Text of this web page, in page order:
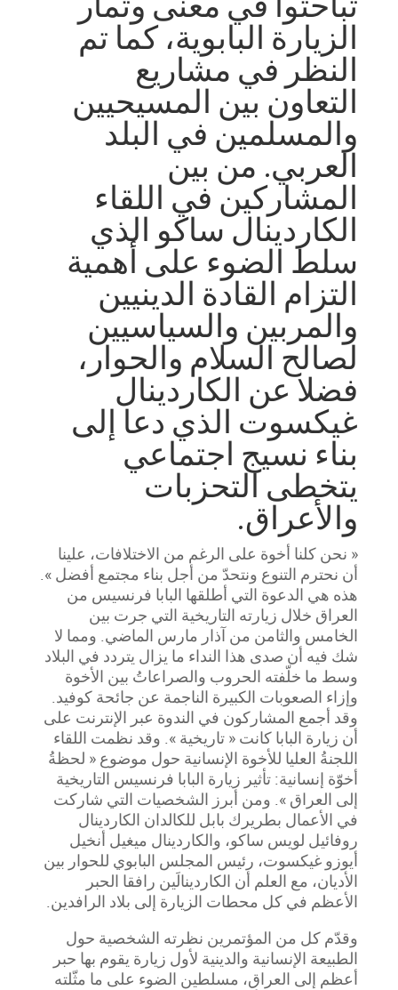
الزيارة البابوية، كما تم
النظر في مشاريع
التعاون بين المسيحيين
والمسلمين في البلد
العربي. من بين
المشاركين في اللقاء
الكاردينال ساكو الذي
سلط الضوء على أهمية
التزام القادة الدينيين
والمربين والسياسيين
لصالح السلام والحوار،
فضلا عن الكاردينال
غيكسوت الذي دعا إلى
بناء نسيج اجتماعي
يتخطى التحزبات
والأعراق.
« نحن كلنا أخوة على الرغم من الاختلافات، علينا
أن نحترم التنوع ونتحدّ من أجل بناء مجتمع أفضل ».
هذه هي الدعوة التي أطلقها البابا فرنسيس من
العراق خلال زيارته التاريخية التي جرت بين
الخامس والثامن من آذار مارس الماضي. ومما لا
شك فيه أن صدى هذا النداء ما يزال يتردد في البلاد
وسط ما خلّفته الحروب والصراعاتُ بين الأخوة
وإزاء الصعوبات الكبيرة الناجمة عن جائحة كوفيد.
وقد أجمع المشاركون في الندوة عبر الإنترنت على
أن زيارة البابا كانت « تاريخية ». وقد نظمت اللقاء
اللجنةُ العليا للأخوة الإنسانية حول موضوع « لحظةُ
أخوّة إنسانية: تأثير زيارة البابا فرنسيس التاريخية
إلى العراق ». ومن أبرز الشخصيات التي شاركت
في الأعمال بطريرك بابل للكالدان الكاردينال
روفائيل لويس ساكو، والكاردينال ميغيل أنخيل
أيوزو غيكسوت، رئيس المجلس البابوي للحوار بين
الأديان، مع العلم أن الكاردينالَين رافقا الحبر
الأعظم في كل محطات الزيارة إلى بلاد الرافدين.
وقدّم كل من المؤتمرين نظرته الشخصية حول
الطبيعة الإنسانية والدينية لأول زيارة يقوم بها حبر
أعظم إلى العراق، مسلطين الضوء على ما مثّلته